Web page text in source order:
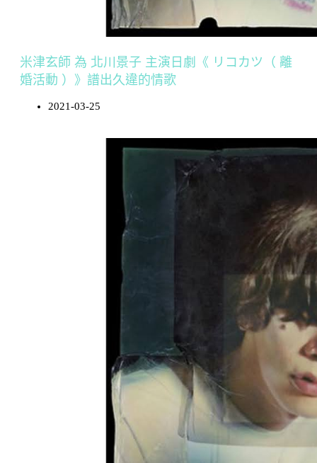
米津玄師 為 北川景子 主演日劇《 リコカツ（ 離
婚活動 ）》譜出久違的情歌
2021-03-25